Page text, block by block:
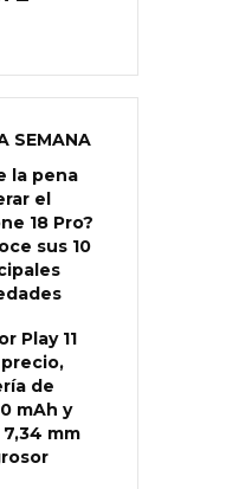
SEMANA
la pena
el
18 Pro?
sus 10
Play 11
precio,
de
mAh y
mm